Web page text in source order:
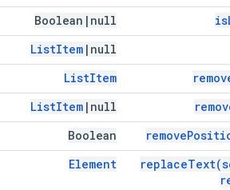
is
Boolean | null
ListItem | null
ListItem
ListItem | null
remove
Boolean
replaceText(
Element